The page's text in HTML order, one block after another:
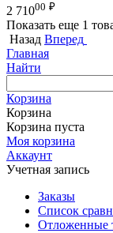
2 71000 ₽
Показать еще 1
Назад Вперед
Главная
Найти
Корзина
Корзина
Корзина пуста
Моя корзина
Аккаунт
Учетная запись
Заказы
Список
Отложенные